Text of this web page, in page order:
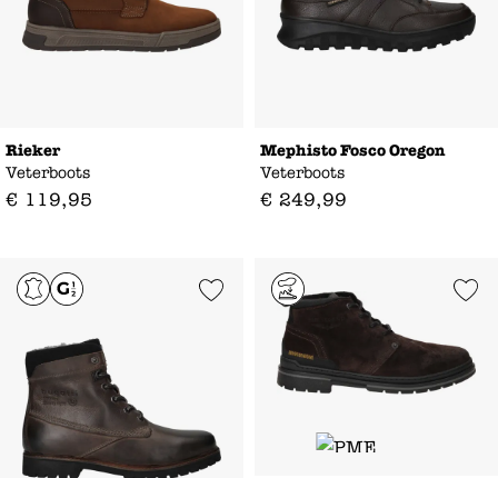
Rieker
Veterboots
€ 119,95
Mephisto Fosco Oregon
Veterboots
€ 249,99
Add to Wishlist Add to